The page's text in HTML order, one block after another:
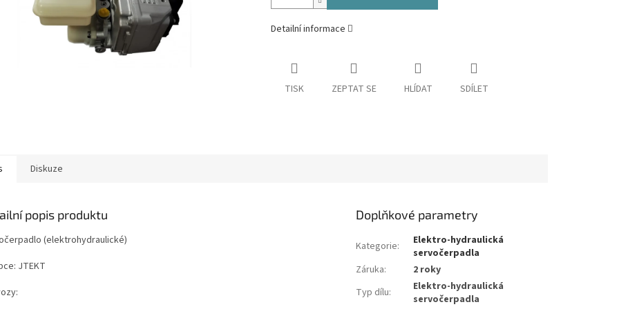
Detailní informace
TISK ZEPTAT SE HLÍDAT SDÍLET
Diskuze
popis produktu
(elektrohydraulické)
JTEKT
Doplňkové parametry
Kategorie:
Elektro-hydraulická
servočerpadla
Záruka:
2 roky
Typ dílu:
Elektro-hydraulická
servočerpadla